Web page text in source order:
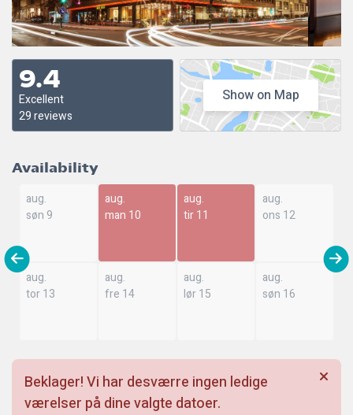
9.4
Excellent
29 reviews
Show on Map
Availability
aug.
søn 9
aug.
man 10
aug.
tir 11
aug.
ons 12
aug.
tor 13
aug.
fre 14
aug.
lør 15
aug.
søn 16
Beklager! Vi har desværre ingen ledige
værelser på dine valgte datoer.